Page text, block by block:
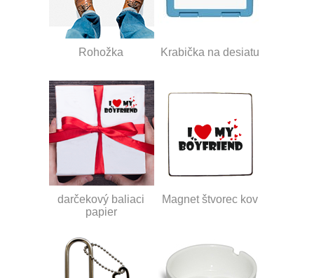
Rohožka Krabička na desiatu
darčekový baliaci
papier
Magnet štvorec kov